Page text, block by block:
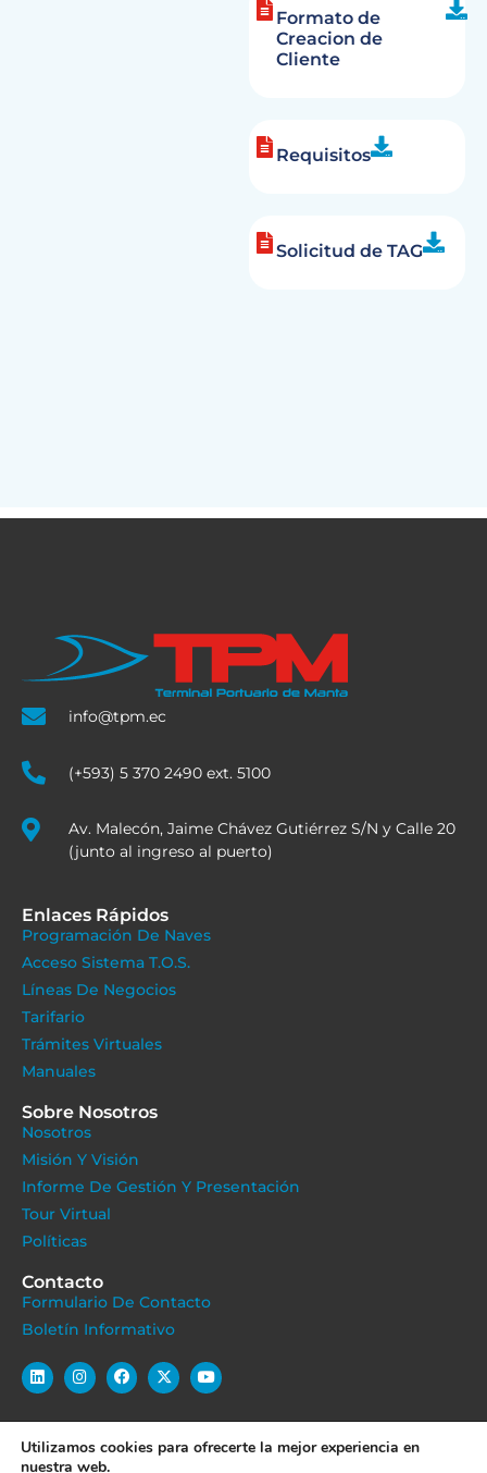
Formato de
Creacion de
Cliente
Requisitos
Solicitud de TAG
info@tpm.ec
(+593) 5 370 2490 ext. 5100
Av. Malecón, Jaime Chávez Gutiérrez S/N y Calle 20
(junto al ingreso al puerto)
Enlaces Rápidos
Programación De Naves
Acceso Sistema T.O.S.
Líneas De Negocios
Tarifario
Trámites Virtuales
Manuales
Sobre Nosotros
Nosotros
Misión Y Visión
Informe De Gestión Y Presentación
Tour Virtual
Políticas
Contacto
Formulario De Contacto
Boletín Informativo
POLÍTICA DE COOKIES POLÍTICA DE PRIVACIDAD
Utilizamos cookies para ofrecerte la mejor experiencia en
nuestra web.